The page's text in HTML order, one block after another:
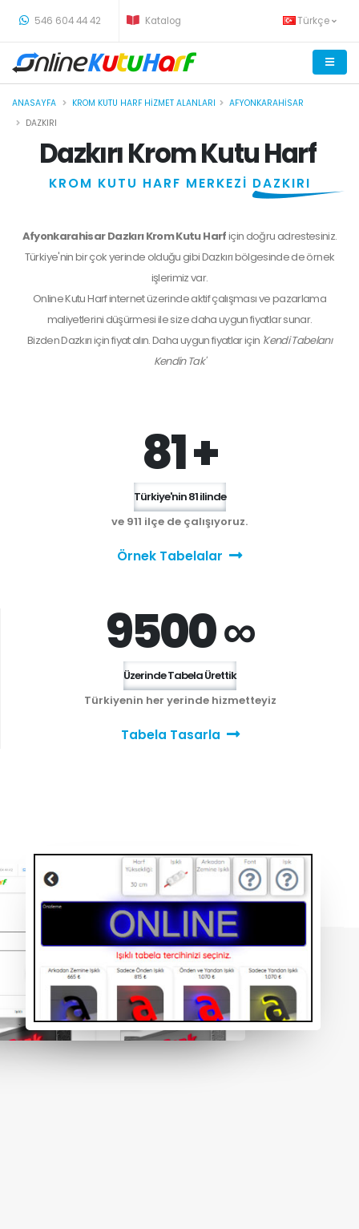
546 604 44 42 Katalog Türkçe
ANASAYFA KROM KUTU HARF HIZMET ALANLARI
AFYONKARAHISAR
DAZKIRI
Dazkırı Krom Kutu Harf
KROM KUTU HARF MERKEZİ DAZKIRI
Afyonkarahisar Dazkırı Krom Kutu Harfiçin doğru adrestesiniz.
Türkiye'nin bir çok yerinde olduğu gibi Dazkırı bölgesinde de örnek
işlerimiz var.
Online Kutu Harf internet üzerinde aktif çalışması ve pazarlama
maliyetlerini düşürmesi ile size daha uygun fiyatlar sunar.
BizdenDazkırıiçin fiyat alın. Daha uygun fiyatlar için 'Kendi Tabelanı
Kendin Tak'
81 +
Türkiye'nin 81 ilinde
ve 911 ilçe de çalışıyoruz.
Örnek Tabelalar
9500 ∞
Üzerinde Tabela Ürettik
Türkiyenin her yerinde hizmetteyiz
Tabela Tasarla